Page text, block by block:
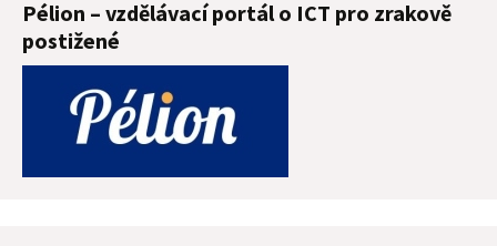
Pélion – vzdělávací portál o ICT pro zrakově
postižené